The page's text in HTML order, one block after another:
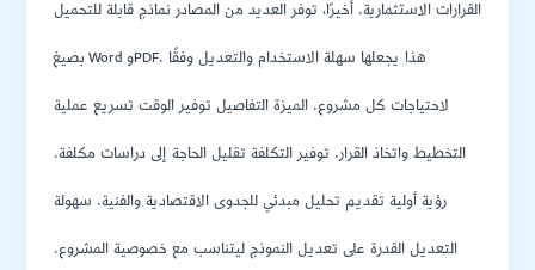
القرارات الاستثمارية. أخيرًا، توفر العديد من المصادر نماذج قابلة للتحميل
بصيغ Word وPDF. هذا يجعلها سهلة الاستخدام والتعديل وفقًا
لاحتياجات كل مشروع. الميزة التفاصيل توفير الوقت تسريع عملية
التخطيط واتخاذ القرار. توفير التكلفة تقليل الحاجة إلى دراسات مكلفة.
رؤية أولية تقديم تحليل مبدئي للجدوى الاقتصادية والفنية. سهولة
التعديل القدرة على تعديل النموذج ليتناسب مع خصوصية المشروع.